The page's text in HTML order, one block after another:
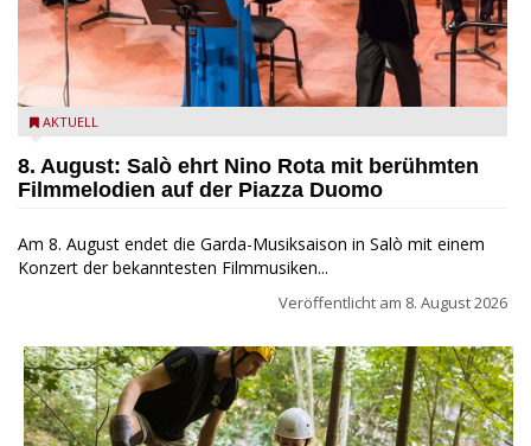
Estate Musicale del Garda: Salò ehrt Nino Rota
AKTUELL
8. August: Salò ehrt Nino Rota mit berühmten
Filmmelodien auf der Piazza Duomo
Am 8. August endet die Garda-Musiksaison in Salò mit einem
Konzert der bekanntesten Filmmusiken...
Veröffentlicht am 8. August 2026